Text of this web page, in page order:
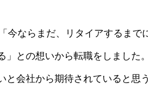
今ならまだ、リタイアするま
」との想いから転職をしました
と会社から期待されていると思